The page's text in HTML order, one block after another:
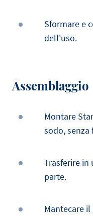
Sformare e
dell'uso.
Assemblaggio
Montare
sodo, senza
Trasferire in
parte.
Mantecare